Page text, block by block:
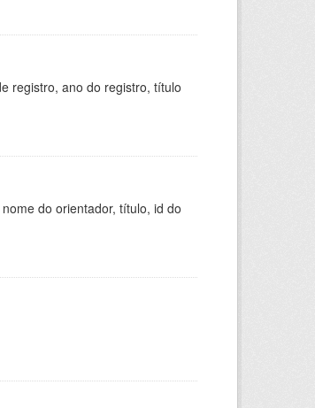
registro, ano do registro, título
do orientador, título, id do